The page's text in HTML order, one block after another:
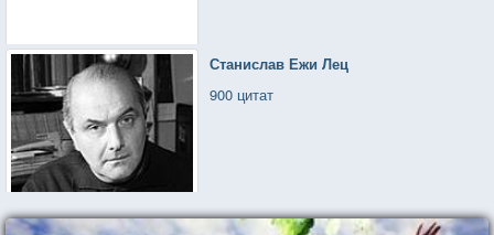
Станислав Ежи Лец
900 цитат